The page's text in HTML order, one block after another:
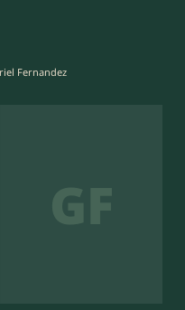
Fernandez
GF